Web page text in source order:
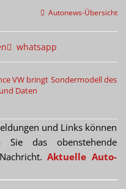
Autonews-Übersicht
whatsapp
VW bringt Sondermodell des
Daten
und Links können
das obenstehende
Aktuelle Auto-